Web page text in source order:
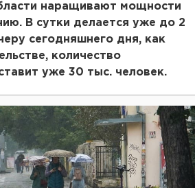
наращивают мощности
В сутки делается уже до 2
сегодняшнего дня, как
количество
уже 30 тыс. человек.